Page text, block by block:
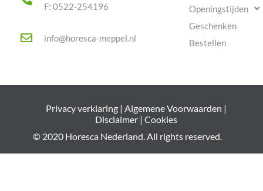
F: 0522-254196
info@horesca-meppel.nl
Openingstijden
Geschenken
Bestellen
Privacy verklaring| Algemene Voorwaarden |
Disclaimer| Cookies
© 2020 Horesca Nederland. All rights reserved.